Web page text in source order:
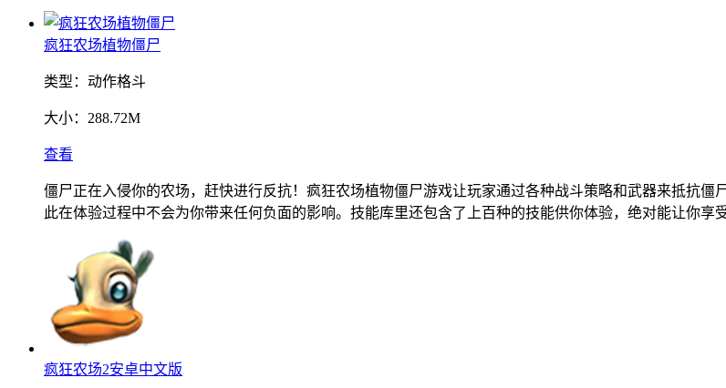
疯狂农场植物僵尸
类型： 动作格斗
大小： 288.72M
查看
僵尸正在入侵你的农场，赶快进行反抗！疯狂农场植物僵尸游戏让玩家通过各种战斗策略和武器来抵抗
此在体验过程中不会为你带来任何负面的影响。技能库里还包含了上百种的技能供你体验，绝对能让你享
疯狂农场2安卓中文版